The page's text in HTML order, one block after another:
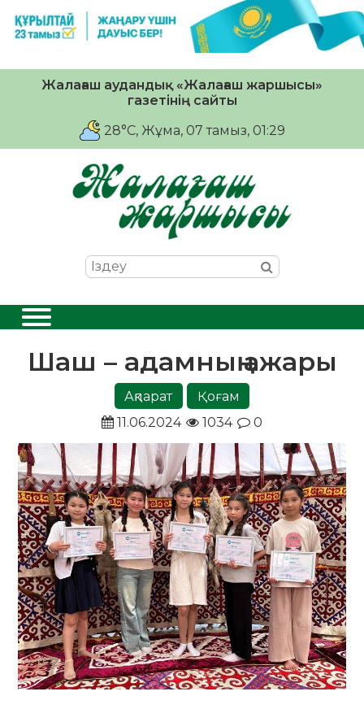
Жалағаш аудандық «Жалағаш жаршысы»
газетінің сайты
28°C, Жұма, 07 тамыз, 01:29
Шаш – адамның ажары
Ақпарат
Қоғам
11.06.2024
1034 0